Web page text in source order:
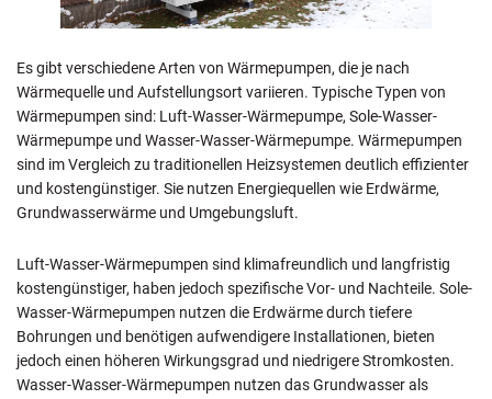
Es gibt verschiedene Arten von Wärmepumpen, die je nach
Wärmequelle und Aufstellungsort variieren. Typische Typen von
Wärmepumpen sind: Luft-Wasser-Wärmepumpe, Sole-Wasser-
Wärmepumpe und Wasser-Wasser-Wärmepumpe. Wärmepumpen
sind im Vergleich zu traditionellen Heizsystemen deutlich effizienter
und kostengünstiger. Sie nutzen Energiequellen wie Erdwärme,
Grundwasserwärme und Umgebungsluft.
Luft-Wasser-Wärmepumpen sind klimafreundlich und langfristig
kostengünstiger, haben jedoch spezifische Vor- und Nachteile. Sole-
Wasser-Wärmepumpen nutzen die Erdwärme durch tiefere
Bohrungen und benötigen aufwendigere Installationen, bieten
jedoch einen höheren Wirkungsgrad und niedrigere Stromkosten.
Wasser-Wasser-Wärmepumpen nutzen das Grundwasser als